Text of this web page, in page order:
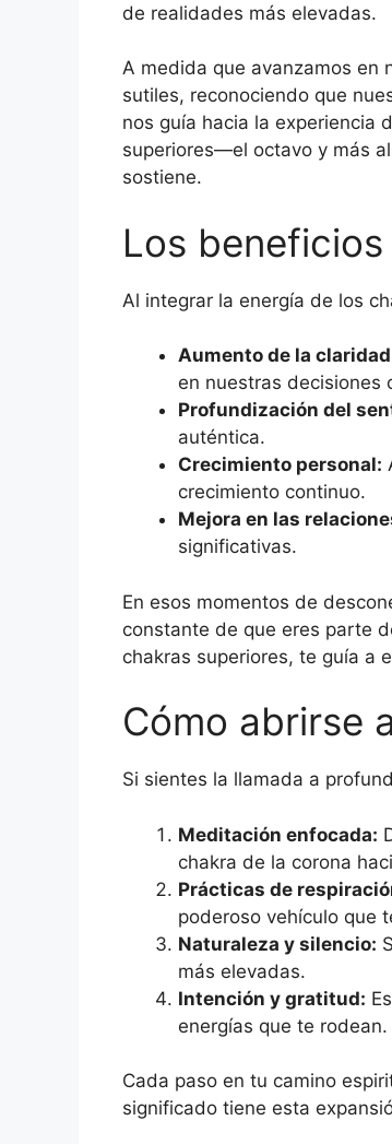
de realidades más elevadas.
A medida que avanzamos en
sutiles, reconociendo que
nos guía hacia la experiencia
superiores—el octavo y más
sostiene.
Los
Al integrar la energía de los
Aumento de la
en nuestras decisiones
Profundización del
auténtica.
Crecimiento personal:
crecimiento continuo.
Mejora en las
significativas.
En esos momentos de
constante de que eres parte
chakras superiores, te guía a
Cómo abrirse
Si sientes la llamada a
Meditación enfocada:
chakra de la corona
Prácticas de
poderoso vehículo que
Naturaleza y silencio:
más elevadas.
Intención y gratitud:
energías que te rodean.
Cada paso en tu camino
significado tiene esta